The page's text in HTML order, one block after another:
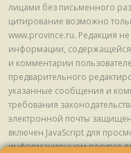
лицами без письменного
цитирование возможно
www.province.ru. Редакция не
информации,
и комментарии
предварительного
указанные сообщения и
требования
электронной почты
включен JavaScript для
информационном ресурсе